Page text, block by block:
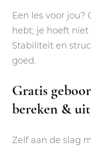
Een les voor jou?
hebt; je hoeft
Stabiliteit en
goed.
Gratis
bereken &
Zelf aan de slag